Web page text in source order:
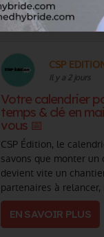
CSP
Il y a 2 jours
Votre calendrier
temps & clé en
vous 📅
CSP Édition, le
savons que monter un
devient vite un
partenaires à
à tenir. Chez CSP
pour que v (...)
EN SAVOIR PLUS